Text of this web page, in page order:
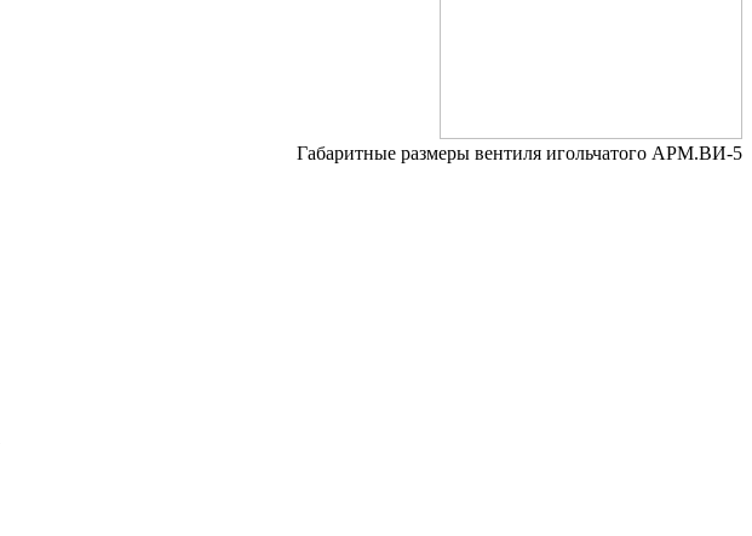
Габаритные размеры вентиля игольчатого АРМ.ВИ-5